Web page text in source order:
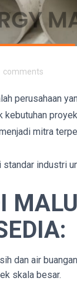
comments
perusahaan
mitra
industri
dan air
skala besar.